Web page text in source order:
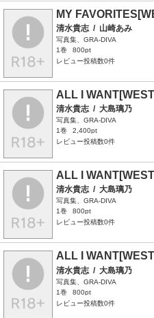
MY
清水貴志 / 山崎あみ
写真集、GRA-DIVA
1巻
800pt
レビュー投稿数0件
ALL I
清水貴志 / 大島璃乃
写真集、GRA-DIVA
1巻
2,400pt
レビュー投稿数0件
ALL I
清水貴志 / 大島璃乃
写真集、GRA-DIVA
1巻
800pt
レビュー投稿数0件
ALL I
清水貴志 / 大島璃乃
写真集、GRA-DIVA
1巻
800pt
レビュー投稿数0件